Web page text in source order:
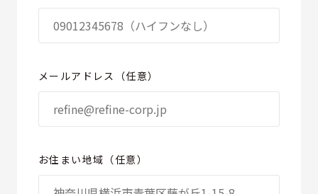
メールアドレス（任意）
お住まい地域（任意）